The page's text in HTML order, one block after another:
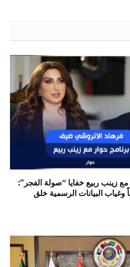
زينب ربيع خفايا “صولة الفجر”:
وغياب البيانات الرسمية خلق